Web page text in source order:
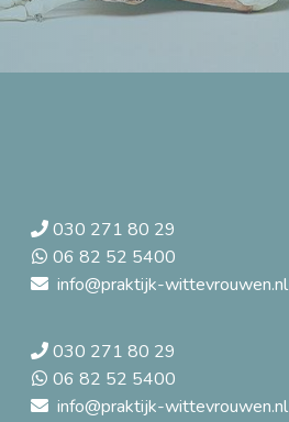
030 271 80 29
06 82 52 5400
info@praktijk-wittevrouwen.nl
030 271 80 29
06 82 52 5400
info@praktijk-wittevrouwen.nl